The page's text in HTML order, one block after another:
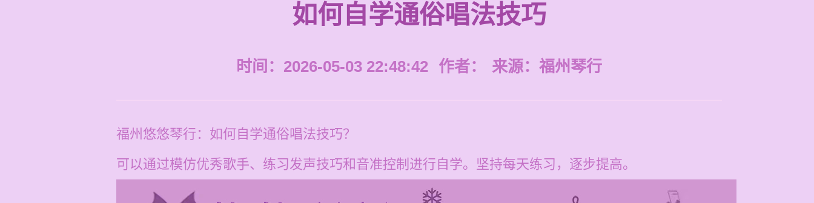
如何自学通俗唱法技巧
时间：2026-05-03 22:48:42 作者： 来源： 福州琴行
福州悠悠琴行：如何自学通俗唱法技巧？
可以通过模仿优秀歌手、练习发声技巧和音准控制进行自学。坚持每天练习，逐步提高。